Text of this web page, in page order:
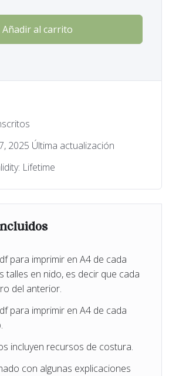
Añadir al carrito
2025 Última actualización
Lifetime
para imprimir en A4 de cada
talles en nido, es decir que cada
del anterior.
para imprimir en A4 de cada
incluyen recursos de costura.
con algunas explicaciones